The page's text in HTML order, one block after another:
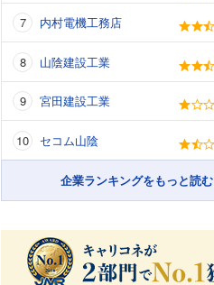
内村電機工務店
山陰建設工業
宮田建設工業
セコム山陰
企業ランキングをもっと読む